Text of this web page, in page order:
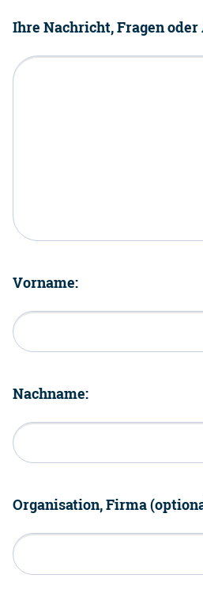
Ihre Nachricht, Fragen oder
Vorname:
Nachname:
Organisation, Firma